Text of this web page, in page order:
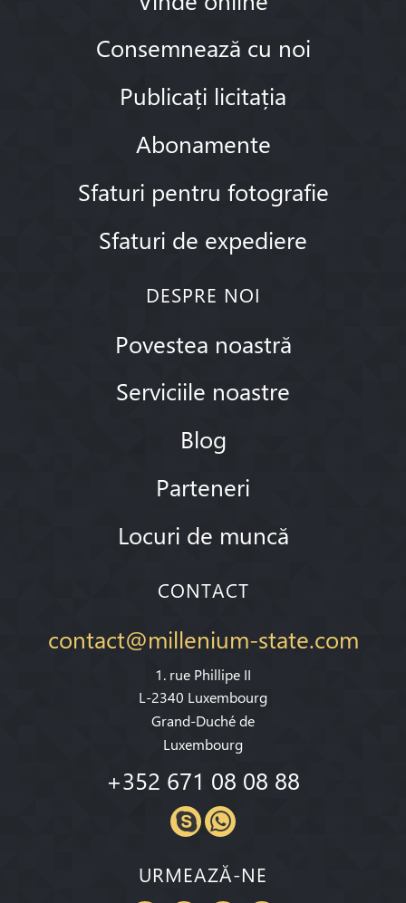
Consemnează cu noi
Publicați licitația
Abonamente
Sfaturi pentru fotografie
Sfaturi de expediere
DESPRE NOI
Povestea noastră
Serviciile noastre
Blog
Parteneri
Locuri de muncă
CONTACT
contact@millenium-state.com
1. rue Phillipe II
L-2340 Luxembourg
Grand-Duché de
Luxembourg
+352 671 08 08 88
URMEAZĂ-NE